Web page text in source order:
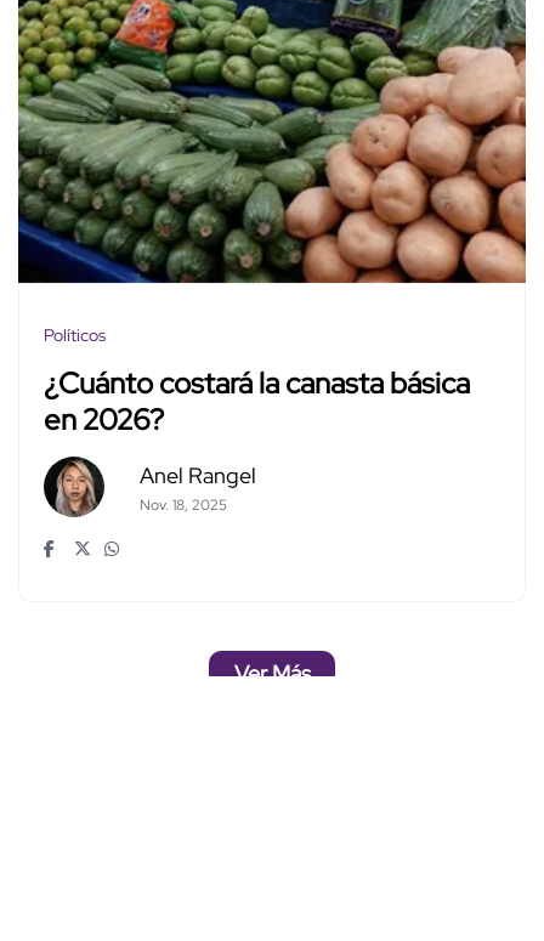
Políticos
¿Cuánto costará la canasta básica
en 2026?
Anel Rangel
Nov. 18, 2025
Ver Más